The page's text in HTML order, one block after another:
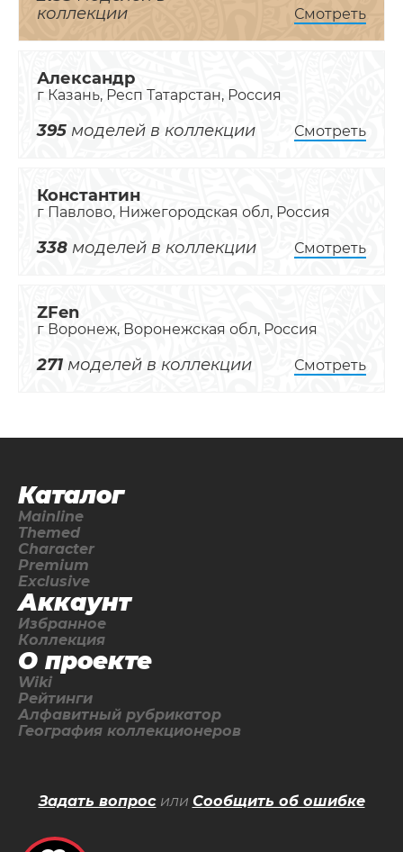
коллекции
Смотреть
Александр
г Казань, Респ Татарстан, Россия
395 моделей в коллекции Смотреть
Константин
г Павлово, Нижегородская обл, Россия
338 моделей в коллекции Смотреть
ZFen
г Воронеж, Воронежская обл, Россия
271 моделей в коллекции Смотреть
Каталог
Mainline
Themed
Character
Premium
Exclusive
Аккаунт
Избранное
Коллекция
О проекте
Wiki
Рейтинги
Алфавитный рубрикатор
География коллекционеров
Задать вопросили Сообщить об ошибке